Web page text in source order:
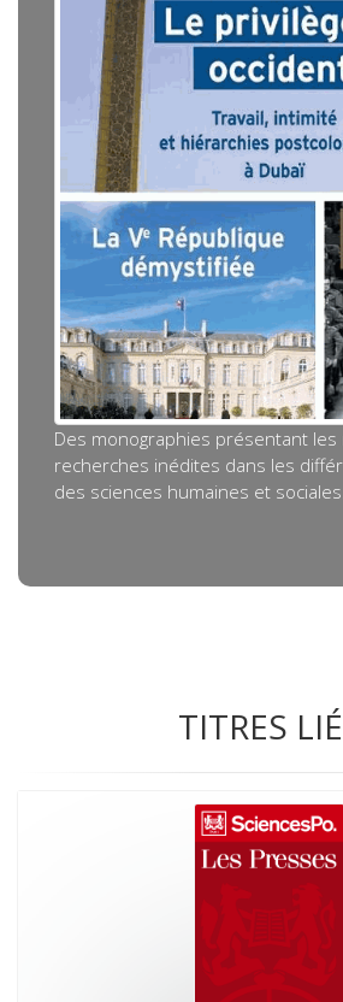
Des monographies présentant
recherches inédites dans les
des sciences humaines et
TITRES